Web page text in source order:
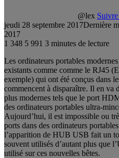
@lex
jeudi 28 septembre 2017Dernière
2017
1 348 5 991 3 minutes de lecture
Les ordinateurs portables
existants comme comme le RJ45
exemple) qui ont été conçus dans
commencent à disparaître. Il en va
plus modernes tels que le port
des ordinateurs portables ultra-
Aujourd’hui, il est impossible ou
ports dans des ordinateurs
l’apparition de HUB USB fait un
souvent utilisés d’autant plus que
utilisé sur ces nouvelles bêtes.